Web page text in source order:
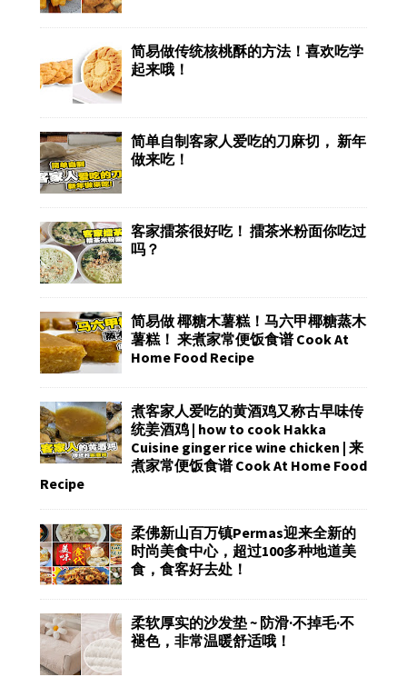
简易做传统核桃酥的方法！喜欢吃学
起来哦！
简单自制客家人爱吃的刀麻切， 新年
做来吃！
客家擂茶很好吃！ 擂茶米粉面你吃过
吗？
简易做 椰糖木薯糕！马六甲椰糖蒸木
薯糕！ 来煮家常便饭食谱 Cook At
Home Food Recipe
煮客家人爱吃的黄酒鸡又称古早味传
统姜酒鸡 | how to cook Hakka
Cuisine ginger rice wine chicken | 来
煮家常便饭食谱 Cook At Home Food
Recipe
柔佛新山百万镇Permas迎来全新的
时尚美食中心，超过100多种地道美
食，食客好去处！
柔软厚实的沙发垫 ~ 防滑·不掉毛·不
褪色，非常温暖舒适哦！